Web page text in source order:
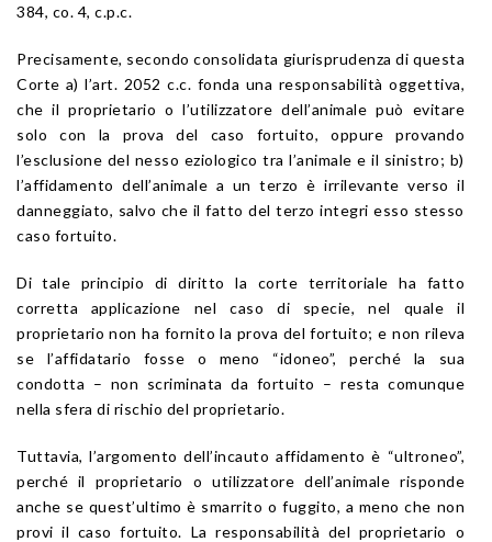
384, co. 4, c.p.c.
Precisamente, secondo consolidata giurisprudenza di questa
Corte a) l’art. 2052 c.c. fonda una responsabilità oggettiva,
che il proprietario o l’utilizzatore dell’animale può evitare
solo con la prova del caso fortuito, oppure provando
l’esclusione del nesso eziologico tra l’animale e il sinistro; b)
l’affidamento dell’animale a un terzo è irrilevante verso il
danneggiato, salvo che il fatto del terzo integri esso stesso
caso fortuito.
Di tale principio di diritto la corte territoriale ha fatto
corretta applicazione nel caso di specie, nel quale il
proprietario non ha fornito la prova del fortuito; e non rileva
se l’affidatario fosse o meno “idoneo”, perché la sua
condotta – non scriminata da fortuito – resta comunque
nella sfera di rischio del proprietario.
Tuttavia, l’argomento dell’incauto affidamento è “ultroneo”,
perché il proprietario o utilizzatore dell’animale risponde
anche se quest’ultimo è smarrito o fuggito, a meno che non
provi il caso fortuito. La responsabilità del proprietario o